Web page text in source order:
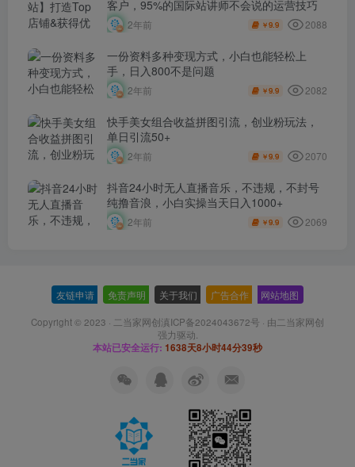
客户，​95%的国际站讲师不会说的运营技巧
2年前 ￥9.9 2088
一份资料多种变现方式，小白也能轻松上
手，日入800不是问题
2年前 ￥9.9 2082
快手美女组合收益拼图引流，创业粉玩法，
单日引流50+
2年前 ￥9.9 2070
抖音24小时无人直播音乐，不违规，不封号
纯撸音浪，小白实操当天日入1000+
2年前 ￥9.9 2069
友链申请 免责声明 关于我们 广告合作 网站地图
Copyright © 2023 · 二当家网创滇ICP备2024043672号 · 由二当家网创
强力驱动.
本站已安全运行: 1638天8小时44分39秒